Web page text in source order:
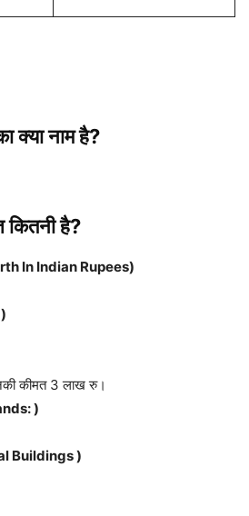
क्या नाम है?
कितनी है?
In Indian Rupees)
कीमत 3 लाख रु।
)
Buildings )